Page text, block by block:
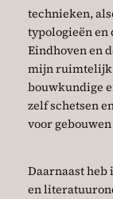
technieken,
typologieën en
Eindhoven en
mijn ruimtelijk
bouwkundige
zelf schetsen
voor
Daarnaast
en